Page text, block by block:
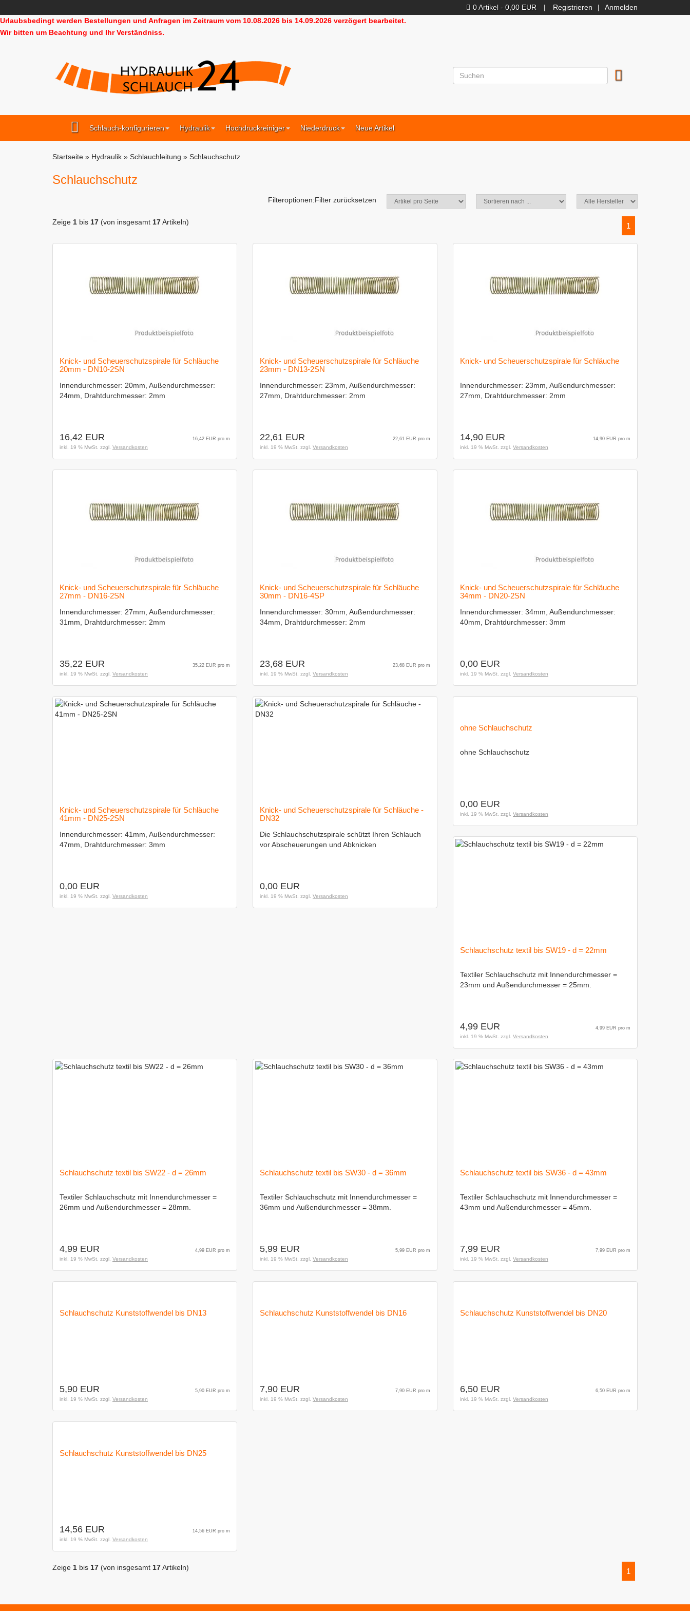
| Registrieren | Anmelden
0 Artikel - 0,00 EUR
Urlaubsbedingt werden Bestellungen und Anfragen im Zeitraum vom 10.08.2026 bis 14.09.2026 verzögert bearbeitet.
Wir bitten um Beachtung und Ihr Verständniss.
Schlauch-konfigurieren Hydraulik Hochdruckreiniger Niederdruck Neue Artikel
Startseite » Hydraulik » Schlauchleitung » Schlauchschutz
Schlauchschutz
Filteroptionen:Filter zurücksetzen
Zeige 1 bis 17 (von insgesamt 17Artikeln) 1
Knick- und Scheuerschutzspirale für Schläuche
20mm - DN10-2SN
Innendurchmesser: 20mm, Außendurchmesser:
24mm, Drahtdurchmesser: 2mm
16,42 EUR 16,42 EUR pro m
inkl. 19 % MwSt. zzgl. Versandkosten
Knick- und Scheuerschutzspirale für Schläuche
23mm - DN13-2SN
Innendurchmesser: 23mm, Außendurchmesser:
27mm, Drahtdurchmesser: 2mm
22,61 EUR 22,61 EUR pro m
inkl. 19 % MwSt. zzgl. Versandkosten
Knick- und Scheuerschutzspirale für Schläuche
Innendurchmesser: 23mm, Außendurchmesser:
27mm, Drahtdurchmesser: 2mm
14,90 EUR 14,90 EUR pro m
inkl. 19 % MwSt. zzgl. Versandkosten
Knick- und Scheuerschutzspirale für Schläuche
27mm - DN16-2SN
Innendurchmesser: 27mm, Außendurchmesser:
31mm, Drahtdurchmesser: 2mm
35,22 EUR 35,22 EUR pro m
inkl. 19 % MwSt. zzgl. Versandkosten
Knick- und Scheuerschutzspirale für Schläuche
30mm - DN16-4SP
Innendurchmesser: 30mm, Außendurchmesser:
34mm, Drahtdurchmesser: 2mm
23,68 EUR 23,68 EUR pro m
inkl. 19 % MwSt. zzgl. Versandkosten
Knick- und Scheuerschutzspirale für Schläuche
34mm - DN20-2SN
Innendurchmesser: 34mm, Außendurchmesser:
40mm, Drahtdurchmesser: 3mm
0,00 EUR
inkl. 19 % MwSt. zzgl. Versandkosten
Knick- und Scheuerschutzspirale für Schläuche
41mm - DN25-2SN
Innendurchmesser: 41mm, Außendurchmesser:
47mm, Drahtdurchmesser: 3mm
0,00 EUR
inkl. 19 % MwSt. zzgl. Versandkosten
Knick- und Scheuerschutzspirale für Schläuche -
DN32
Die Schlauchschutzspirale schützt Ihren Schlauch
vor Abscheuerungen und Abknicken
0,00 EUR
inkl. 19 % MwSt. zzgl. Versandkosten
ohne Schlauchschutz
ohne Schlauchschutz
0,00 EUR
inkl. 19 % MwSt. zzgl. Versandkosten
Schlauchschutz textil bis SW19 - d = 22mm
Textiler Schlauchschutz mit Innendurchmesser =
23mm und Außendurchmesser = 25mm.
4,99 EUR 4,99 EUR pro m
inkl. 19 % MwSt. zzgl. Versandkosten
Schlauchschutz textil bis SW22 - d = 26mm
Textiler Schlauchschutz mit Innendurchmesser =
26mm und Außendurchmesser = 28mm.
4,99 EUR 4,99 EUR pro m
inkl. 19 % MwSt. zzgl. Versandkosten
Schlauchschutz textil bis SW30 - d = 36mm
Textiler Schlauchschutz mit Innendurchmesser =
36mm und Außendurchmesser = 38mm.
5,99 EUR 5,99 EUR pro m
inkl. 19 % MwSt. zzgl. Versandkosten
Schlauchschutz textil bis SW36 - d = 43mm
Textiler Schlauchschutz mit Innendurchmesser =
43mm und Außendurchmesser = 45mm.
7,99 EUR 7,99 EUR pro m
inkl. 19 % MwSt. zzgl. Versandkosten
Schlauchschutz Kunststoffwendel bis DN13
5,90 EUR 5,90 EUR pro m
inkl. 19 % MwSt. zzgl. Versandkosten
Schlauchschutz Kunststoffwendel bis DN16
7,90 EUR 7,90 EUR pro m
inkl. 19 % MwSt. zzgl. Versandkosten
Schlauchschutz Kunststoffwendel bis DN20
6,50 EUR 6,50 EUR pro m
inkl. 19 % MwSt. zzgl. Versandkosten
Schlauchschutz Kunststoffwendel bis DN25
14,56 EUR 14,56 EUR pro m
inkl. 19 % MwSt. zzgl. Versandkosten
Zeige 1 bis 17 (von insgesamt 17Artikeln) 1